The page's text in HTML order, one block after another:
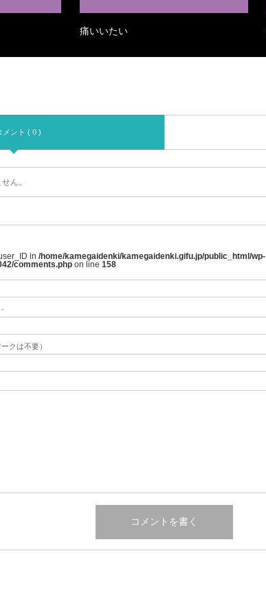
痛いいたい
メント ( 0 )
ん。
in /home/kamegaidenki/kamegaidenki.gifu.jp/public_html/wp-
comments.php on line 158
クは不要）